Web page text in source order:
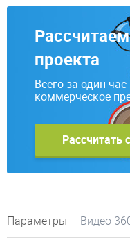
проекта
Всего за один
коммерческое
Рассчитать
Параметры Видео